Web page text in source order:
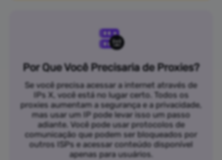
Por Que Você Precisaria de Proxies?
Se você precisa acessar a internet através de
IPs X, você está no lugar certo. Todos os
proxies aumentam a segurança e a privacidade,
mas usar um IP pode levar isso um passo
adiante. Você pode usar protocolos de
comunicação que podem ser bloqueados por
outros ISPs e acessar conteúdo disponível
apenas para usuários.